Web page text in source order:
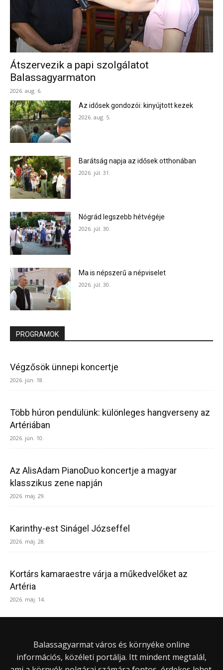
Átszervezik a papi szolgálatot
Balassagyarmaton
2026. aug. 6.
Az idősek gondozói: kinyújtott kezek
2026. aug. 5.
Barátság napja az idősek otthonában
2026. júl. 31.
Nógrád legszebb hétvégéje
2026. júl. 30.
Ma is népszerű a népviselet
2026. júl. 30.
PROGRAMOK
Végzősök ünnepi koncertje
2026. jún. 18.
Több húron pendülünk: különleges hangverseny az
Artériában
2026. jún. 10.
Az AlisAdam PianoDuo koncertje a magyar
klasszikus zene napján
2026. máj. 29.
Karinthy-est Sinágel Józseffel
2026. máj. 28.
Kortárs kamaraestre várja a műkedvelőket az
Artéria
2026. máj. 14.
Balassagyarmat város és környéke online
információs, közéleti portálja. Itt mindent megtalál,